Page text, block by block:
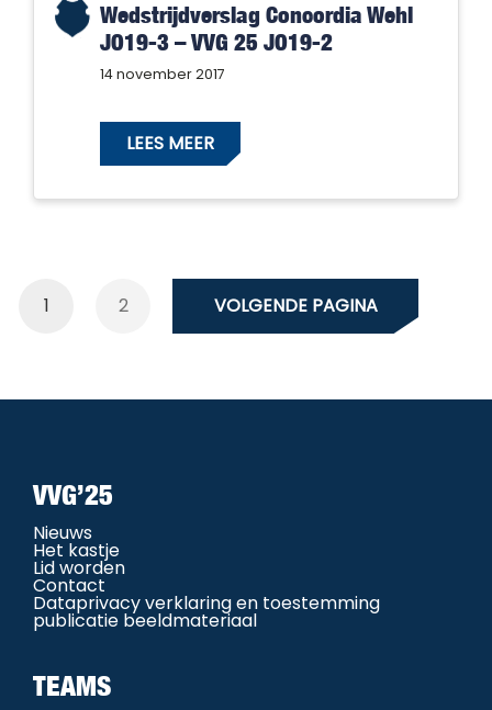
Wedstrijdverslag Concordia Wehl
JO19-3 – VVG 25 JO19-2
14 november 2017
LEES MEER
1 2 VOLGENDE PAGINA
VVG’25
Nieuws
Het kastje
Lid worden
Contact
Dataprivacy verklaring en toestemming
publicatie beeldmateriaal
TEAMS